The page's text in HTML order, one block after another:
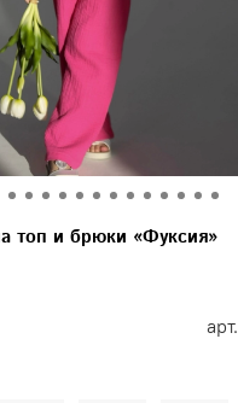
арт.
топ и брюки «Фуксия»